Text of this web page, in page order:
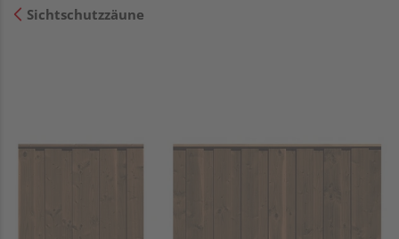
Sichtschutzzäune